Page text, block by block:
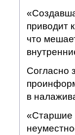
приводит
что
Согласно
в
«Старшие